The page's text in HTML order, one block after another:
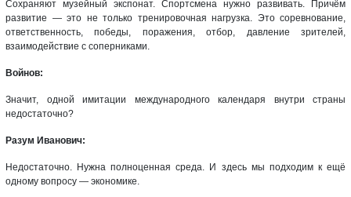
Сохраняют музейный экспонат. Спортсмена нужно развивать. Причём
развитие — это не только тренировочная нагрузка. Это соревнование,
ответственность, победы, поражения, отбор, давление зрителей,
взаимодействие с соперниками.
Войнов:
Значит, одной имитации международного календаря внутри страны
недостаточно?
Разум Иванович:
Недостаточно. Нужна полноценная среда. И здесь мы подходим к ещё
одному вопросу — экономике.